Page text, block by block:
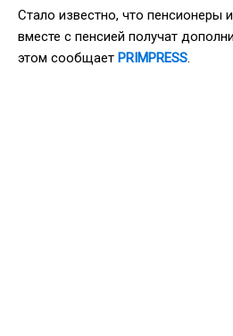
Стало известно, что пенсионеры
вместе с пенсией получат
этом сообщает PRIMPRESS.